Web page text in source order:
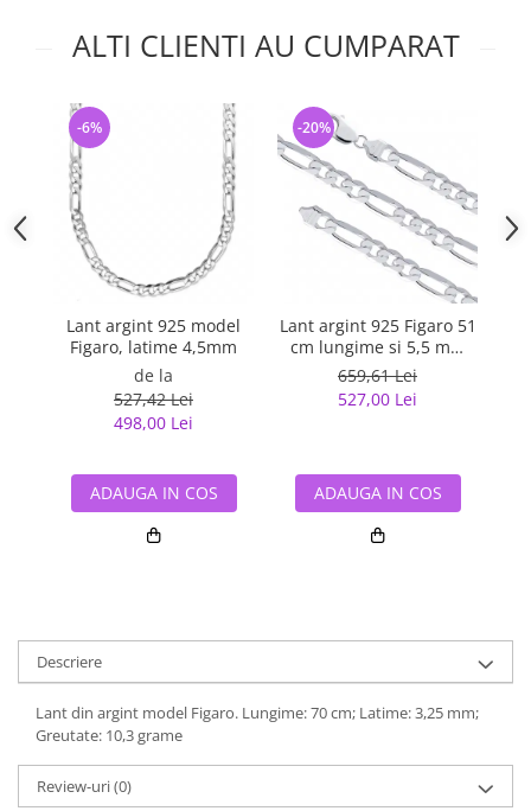
ALTI CLIENTI AU CUMPARAT
Lant argint 925 model
Figaro, latime 4,5mm
de la
527,42 Lei
498,00 Lei
-6%
ADAUGA IN COS
Lant argint 925 Figaro 51
cm lungime si 5,5 mm
latime, Classical You
LSX0202
659,61 Lei
527,00 Lei
-20%
ADAUGA IN COS
Descriere
Lant din argint model Figaro. Lungime: 70 cm; Latime: 3,25 mm;
Greutate: 10,3 grame
Review-uri(0)